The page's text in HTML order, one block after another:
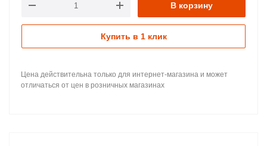
В корзину
Купить в 1 клик
Цена действительна только для интернет-магазина и может
отличаться от цен в розничных магазинах